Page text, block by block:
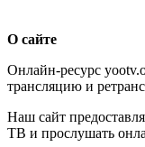
О сайте
Онлайн-ресурс
трансляцию и
Наш сайт
ТВ и прослушать